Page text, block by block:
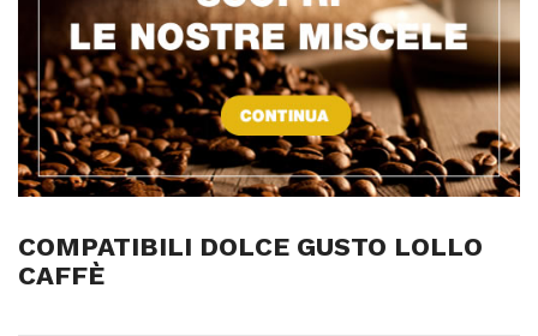
COMPATIBILI DOLCE GUSTO LOLLO
CAFFÈ